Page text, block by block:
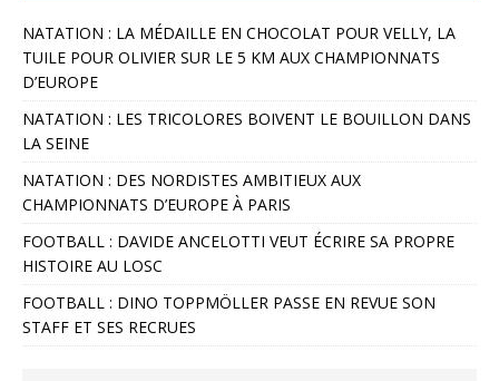
NATATION : LA MÉDAILLE EN CHOCOLAT POUR VELLY, LA
TUILE POUR OLIVIER SUR LE 5 KM AUX CHAMPIONNATS
D’EUROPE
NATATION : LES TRICOLORES BOIVENT LE BOUILLON DANS
LA SEINE
NATATION : DES NORDISTES AMBITIEUX AUX
CHAMPIONNATS D’EUROPE À PARIS
FOOTBALL : DAVIDE ANCELOTTI VEUT ÉCRIRE SA PROPRE
HISTOIRE AU LOSC
FOOTBALL : DINO TOPPMÖLLER PASSE EN REVUE SON
STAFF ET SES RECRUES